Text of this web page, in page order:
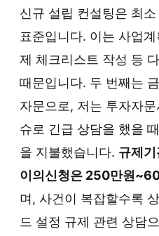
신규 설립 컨설팅은 최
표준입니다. 이는 사업
제 체크리스트 작성 등
때문입니다. 두 번째는
자문으로, 저는 투자자
슈로 긴급 상담을 했을
을 지불했습니다. 규제
이의신청은 250만원
며, 사건이 복잡할수록
드 설정 규제 관련 상담